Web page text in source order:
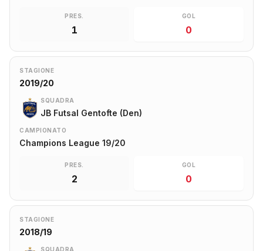
PRES.
1
GOL
0
STAGIONE
2019/20
SQUADRA
JB Futsal Gentofte (Den)
CAMPIONATO
Champions League 19/20
PRES.
2
GOL
0
STAGIONE
2018/19
SQUADRA